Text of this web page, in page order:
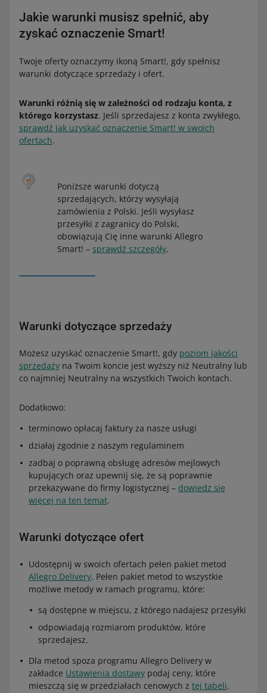
Jakie warunki musisz spełnić, aby
zyskać oznaczenie Smart!
Twoje oferty oznaczymy ikoną Smart!, gdy spełnisz
warunki dotyczące sprzedaży i ofert.
Warunki różnią się w zależności od rodzaju konta, z
którego korzystasz. Jeśli sprzedajesz z konta zwykłego,
sprawdź jak uzyskać oznaczenie Smart! w swoich
ofertach.
Poniższe warunki dotyczą
sprzedających, którzy wysyłają
zamówienia z Polski. Jeśli wysyłasz
przesyłki z zagranicy do Polski,
obowiązują Cię inne warunki Allegro
Smart! – sprawdź szczegóły.
Warunki dotyczące sprzedaży
Możesz uzyskać oznaczenie Smart!, gdy poziom jakości
sprzedaży na Twoim koncie jest wyższy niż Neutralny lub
co najmniej Neutralny na wszystkich Twoich kontach.
Dodatkowo:
terminowo opłacaj faktury za nasze usługi
działaj zgodnie z naszym regulaminem
zadbaj o poprawną obsługę adresów mejlowych
kupujących oraz upewnij się, że są poprawnie
przekazywane do firmy logistycznej – dowiedz się
więcej na ten temat.
Warunki dotyczące ofert
Udostępnij w swoich ofertach pełen pakiet metod
Allegro Delivery. Pełen pakiet metod to wszystkie
możliwe metody w ramach programu, które:
są dostępne w miejscu, z którego nadajesz przesyłki
odpowiadają rozmiarom produktów, które
sprzedajesz.
Dla metod spoza programu Allegro Delivery w
zakładce Ustawienia dostawy podaj ceny, które
mieszczą się w przedziałach cenowych z tej tabeli.